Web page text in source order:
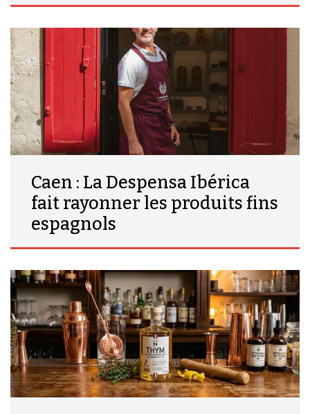
Caen : La Despensa Ibérica
fait rayonner les produits fins
espagnols